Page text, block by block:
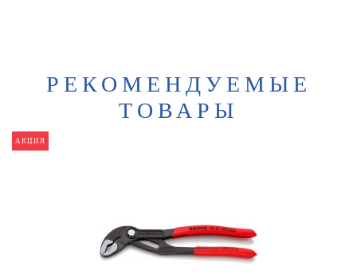
РЕКОМЕНДУЕМЫЕ
ТОВАРЫ
АКЦИЯ